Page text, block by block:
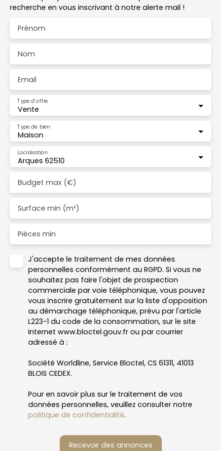
recherche en vous inscrivant à notre alerte mail !
Prénom
Nom
Email
Vente
Type d'offre
Maison
Type de bien
Arques 62510
Localisation
Budget max (€)
Surface min (m²)
Pièces min
J'accepte le traitement de mes données
personnelles conformément au RGPD. Si vous ne
souhaitez pas faire l'objet de prospection
commerciale par voie téléphonique, vous pouvez
vous inscrire gratuitement sur la liste d'opposition
au démarchage téléphonique, prévu par l'article
L223-1 du code de la consommation, sur le site
Internet www.bloctel.gouv.fr ou par courrier
adressé à :
Société Worldline, Service Bloctel, CS 61311, 41013
BLOIS CEDEX.
Pour en savoir plus sur le traitement de vos
données personnelles, veuillez consulter notre
politique de confidentialité.
Recevoir des annonces